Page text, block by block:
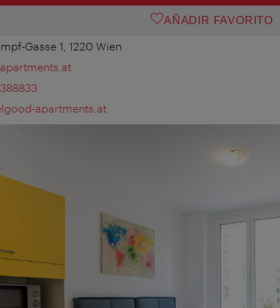
AÑADIR FAVORITO
Gasse 1, 1220 Wien
apartments.at